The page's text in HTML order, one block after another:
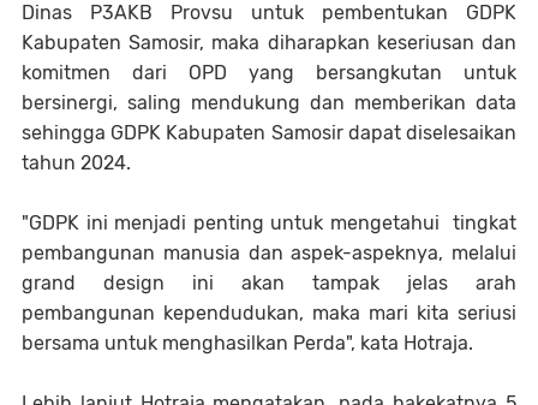
Dinas P3AKB Provsu untuk pembentukan GDPK
Kabupaten Samosir, maka diharapkan keseriusan dan
komitmen dari OPD yang bersangkutan untuk
bersinergi, saling mendukung dan memberikan data
sehingga GDPK Kabupaten Samosir dapat diselesaikan
tahun 2024.
"GDPK ini menjadi penting untuk mengetahui tingkat
pembangunan manusia dan aspek-aspeknya, melalui
grand design ini akan tampak jelas arah
pembangunan kependudukan, maka mari kita seriusi
bersama untuk menghasilkan Perda", kata Hotraja.